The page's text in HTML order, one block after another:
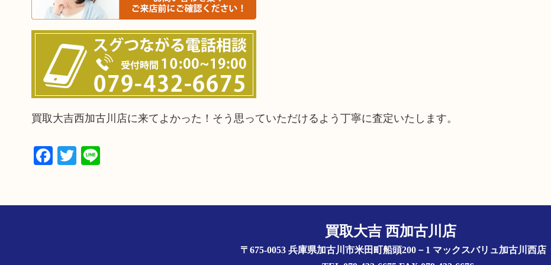
買取大吉西加古川店に来てよかった！そう思っていただけるよう丁寧に査定いたします。
Facebook
Twitter
Line
買取大吉 西加古川店
〒675-0053 兵庫県加古川市米田町船頭200－1 マックスバリュ加古川西店